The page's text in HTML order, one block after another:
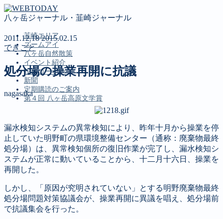
八ヶ岳ジャーナル・韮崎ジャーナル
韮崎エリア
ズームアイ
八ヶ岳自然散策
イベント紹介
投稿コーナー
新聞
定期購読のご案内
第４回 八ヶ岳高原文学賞
MENU
韮崎エリア
ズームアイ
八ヶ岳自然散策
投稿コーナー
新聞
定期購読のご案内
2011.12.182015.02.15
できごと
処分場の操業再開に抗議
nagasaka
漏水検知システムの異常検知により、昨年十月から操業を停
止していた明野町の県環境整備センター（通称：廃棄物最終
処分場）は、異常検知個所の復旧作業が完了し、漏水検知シ
ステムが正常に動いていることから、十二月十六日、操業を
再開した。
しかし、「原因が究明されていない」とする明野廃棄物最終
処分場問題対策協議会が、操業再開に異議を唱え、処分場前
で抗議集会を行った。